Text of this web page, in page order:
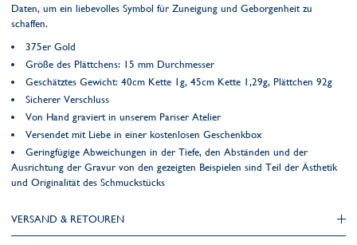
Daten, um ein liebevolles Symbol für Zuneigung und Geborgenheit zu
schaffen.
375er Gold
Größe des Plättchens: 15 mm Durchmesser
Geschätztes Gewicht: 40cm Kette 1g, 45cm Kette 1,29g, Plättchen 92g
Sicherer Verschluss
Von Hand graviert in unserem Pariser Atelier
Versendet mit Liebe in einer kostenlosen Geschenkbox
Geringfügige Abweichungen in der Tiefe, den Abständen und der
Ausrichtung der Gravur von den gezeigten Beispielen sind Teil der Ästhetik
und Originalität des Schmuckstücks
VERSAND & RETOUREN